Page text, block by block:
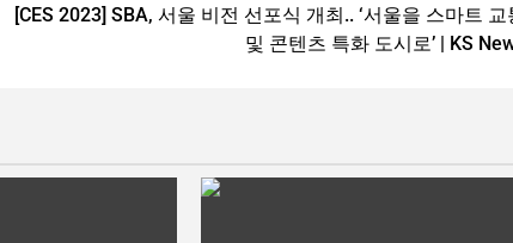
[CES 2023] SBA, 서울 비전 선포식 개최.. ‘서울을 스마트 교
및 콘텐츠 특화 도시로’ | KS